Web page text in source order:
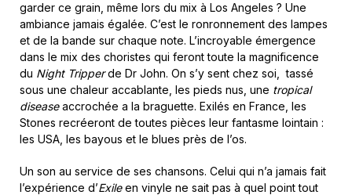
garder ce grain, même lors du mix à Los Angeles ? Une
ambiance jamais égalée. C’est le ronronnement des lampes
et de la bande sur chaque note. L’incroyable émergence
dans le mix des choristes qui feront toute la magnificence
du Night Tripperde Dr John. On s’y sent chez soi, tassé
sous une chaleur accablante, les pieds nus, une tropical
diseaseaccrochée a la braguette. Exilés en France, les
Stones recréeront de toutes pièces leur fantasme lointain :
les USA, les bayous et le blues près de l’os.
Un son au service de ses chansons. Celui qui n’a jamais fait
l’expérience d’Exileen vinyle ne sait pas à quel point tout